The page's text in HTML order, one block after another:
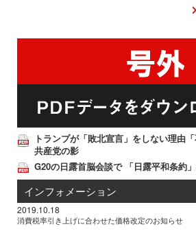
トランプが「敗北宣言」をしない理由
共産党の影
G20の日露首脳会談で 「日露平和条約
インフォメーション
2019.10.18
消費税率引き上げに合わせた価格改定のお知らせ